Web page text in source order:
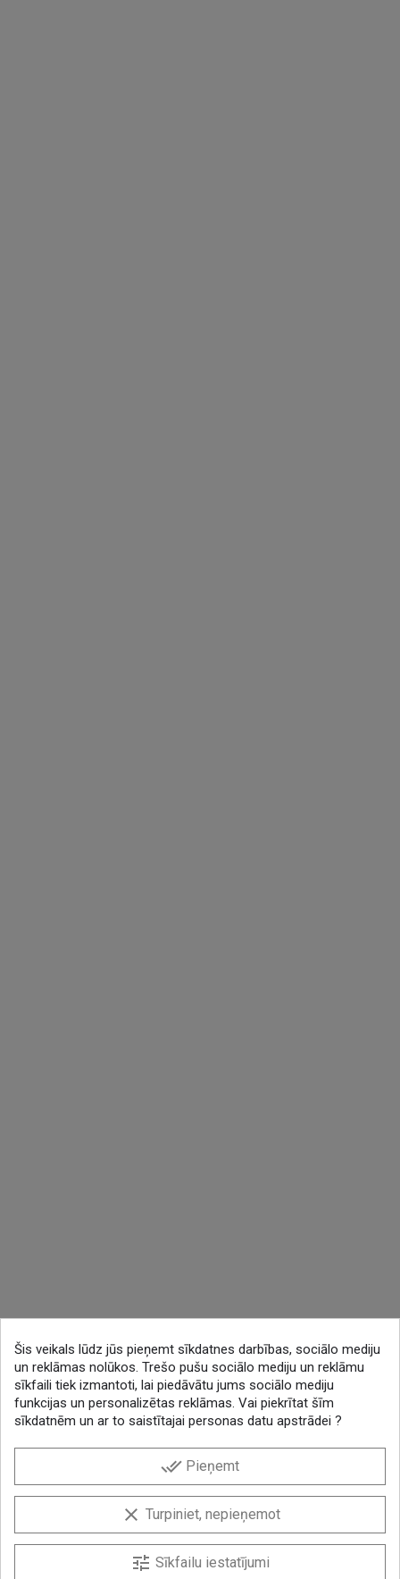
Šis veikals lūdz jūs pieņemt sīkdatnes darbības, sociālo mediju
un reklāmas nolūkos. Trešo pušu sociālo mediju un reklāmu
sīkfaili tiek izmantoti, lai piedāvātu jums sociālo mediju
funkcijas un personalizētas reklāmas. Vai piekrītat šīm
sīkdatnēm un ar to saistītajai personas datu apstrādei ?
done_all Pieņemt
clear Turpiniet, nepieņemot
tune Sīkfailu iestatījumi